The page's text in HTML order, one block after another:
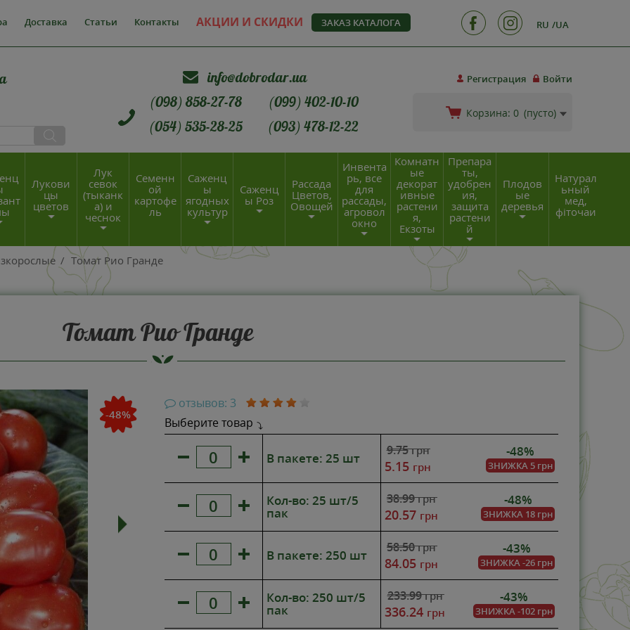
Доставка Статьи Контакты АКЦИИ И СКИДКИ ЗАКАЗ КАТАЛОГА RU UA
Регистрация Войти
Корзина: 0 (пусто)
info@dobrodar.ua
(098) 858-27-78
(099) 402-10-10
(054) 535-28-25
(093) 478-12-22
Лукови
цы
цветов
Лук
севок
(тыканк
а) и
чеснок
Семенн
ой
картофе
ль
Саженц
ы
ягодных
культур
Саженц
ы Роз
Рассада
Цветов,
Овощей
Инвента
рь, все
для
рассады,
агровол
окно
Комнатн
ые
декорат
ивные
растени
я,
Екзоты
Препара
ты,
удобрен
ия,
защита
растени
й
Плодов
ые
деревья
Натурал
ьный
мед,
фіточаи
/ Томат Рио Гранде
Томат Рио Гранде
-48%
отзывов: 3
Выберите товар
В пакете: 25 шт 9.75 грн
5.15 грн
-48%
ЗНИЖКА 5 грн
Кол-во: 25 шт/5
пак
38.99 грн
20.57 грн
-48%
ЗНИЖКА 18 грн
В пакете: 250 шт 58.50 грн
84.05 грн
-43%
ЗНИЖКА -26 грн
Кол-во: 250 шт/5
пак
233.99 грн
336.24 грн
-43%
ЗНИЖКА -102 грн